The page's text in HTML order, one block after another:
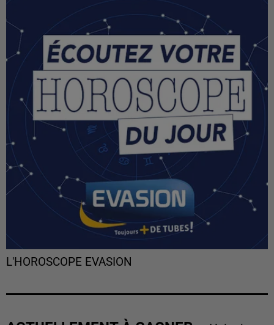
L'HOROSCOPE EVASION